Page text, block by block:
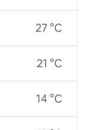
27 °C
21 °C
14 °C